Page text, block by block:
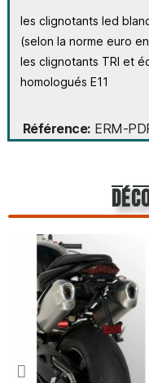
les clignotants led
(selon la norme euro
les clignotants TRI et
homologués E11
Référence ERM-